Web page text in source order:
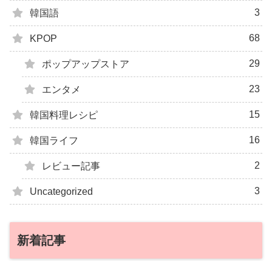
韓国語 3
KPOP 68
ポップアップストア 29
エンタメ 23
韓国料理レシピ 15
韓国ライフ 16
レビュー記事 2
Uncategorized 3
新着記事